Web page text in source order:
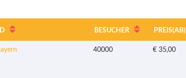
BESUCHER PREIS(AB)
40000 € 35,00